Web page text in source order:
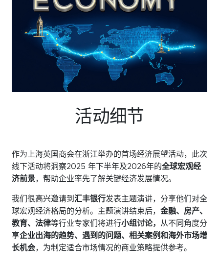
Live Lounge
加入会员
活动细节
作为上海英国商会在浙江举办的首场经济展望活动，此次
线下活动将洞察2025 年下半年及2026年的全球宏观经
济前景，帮助企业率先了解关键经济发展情况。
我们很高兴邀请到 汇丰银行发表主题演讲，分享他们对全
球宏观经济格局的分析。主题演讲结束后， 金融、房产、
教育、法律等行业专家们将进行小组讨论，
从不同角度分
享企业出海的趋势、遇到的问题、相关案例和海外市场增
长机会，为制定适合市场情况的商业策略提供参考。